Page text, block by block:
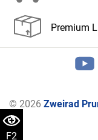
F2
Premium
© 2026 Zweirad